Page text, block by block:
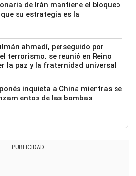
de Irán mantiene el bloqueo
su estrategia es la
ahmadí, perseguido por
terrorismo, se reunió en Reino
la paz y la fraternidad universal
inquieta a China mientras se
de las bombas
PUBLICIDAD